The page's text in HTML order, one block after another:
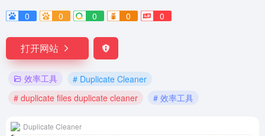
0
0 0 0 0
打开网站
效率工具
# Duplicate Cleaner
# duplicate files duplicate cleaner
# 效率工具
Duplicate Cleaner